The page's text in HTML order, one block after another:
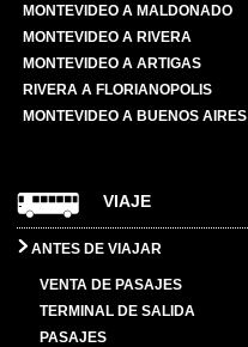
MONTEVIDEO A MALDONADO
MONTEVIDEO A RIVERA
MONTEVIDEO A ARTIGAS
RIVERA A FLORIANOPOLIS
MONTEVIDEO A BUENOS AIRES
VIAJE
ANTES DE VIAJAR
VENTA DE PASAJES
TERMINAL DE SALIDA
PASAJES